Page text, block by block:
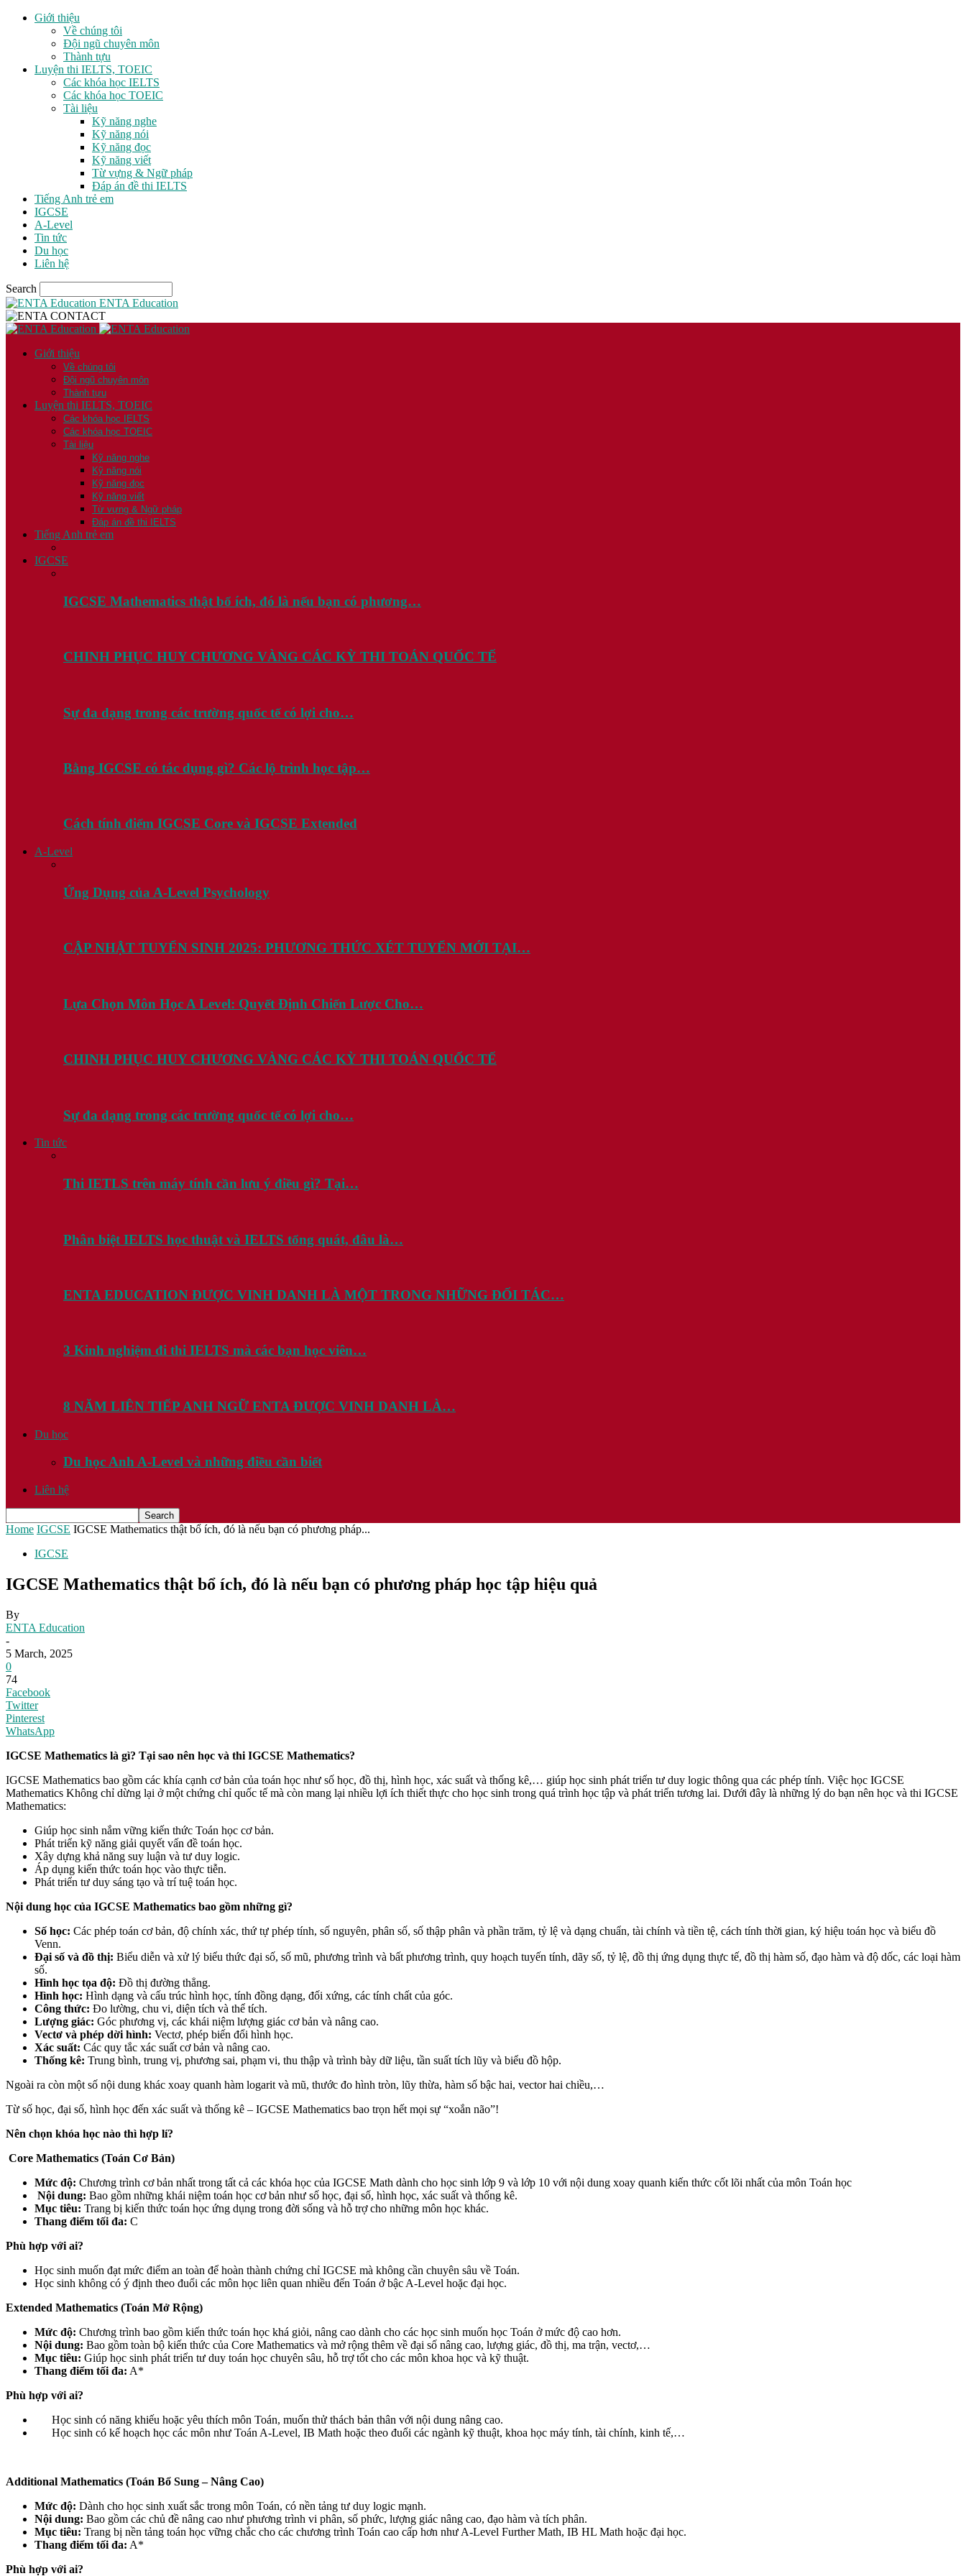
Giới thiệu
Về chúng tôi
Đội ngũ chuyên môn
Thành tựu
Luyện thi IELTS, TOEIC
Các khóa học IELTS
Các khóa học TOEIC
Tài liệu
Kỹ năng nghe
Kỹ năng nói
Kỹ năng đọc
Kỹ năng viết
Từ vựng & Ngữ pháp
Đáp án đề thi IELTS
Tiếng Anh trẻ em
IGCSE
A-Level
Tin tức
Du học
Liên hệ
Search
ENTA Education
Giới thiệu
Về chúng tôi
Đội ngũ chuyên môn
Thành tựu
Luyện thi IELTS, TOEIC
Các khóa học IELTS
Các khóa học TOEIC
Tài liệu
Kỹ năng nghe
Kỹ năng nói
Kỹ năng đọc
Kỹ năng viết
Từ vựng & Ngữ pháp
Đáp án đề thi IELTS
Tiếng Anh trẻ em
IGCSE
IGCSE Mathematics thật bổ ích, đó là nếu bạn có phương…
CHINH PHỤC HUY CHƯƠNG VÀNG CÁC KỲ THI TOÁN QUỐC TẾ
Sự đa dạng trong các trường quốc tế có lợi cho…
Bằng IGCSE có tác dụng gì? Các lộ trình học tập…
Cách tính điểm IGCSE Core và IGCSE Extended
A-Level
Ứng Dụng của A-Level Psychology
CẬP NHẬT TUYỂN SINH 2025: PHƯƠNG THỨC XÉT TUYỂN MỚI TẠI…
Lựa Chọn Môn Học A Level: Quyết Định Chiến Lược Cho…
CHINH PHỤC HUY CHƯƠNG VÀNG CÁC KỲ THI TOÁN QUỐC TẾ
Sự đa dạng trong các trường quốc tế có lợi cho…
Tin tức
Thi IETLS trên máy tính cần lưu ý điều gì? Tại…
Phân biệt IELTS học thuật và IELTS tổng quát, đâu là…
ENTA EDUCATION ĐƯỢC VINH DANH LÀ MỘT TRONG NHỮNG ĐỐI TÁC…
3 Kinh nghiệm đi thi IELTS mà các bạn học viên…
8 NĂM LIÊN TIẾP ANH NGỮ ENTA ĐƯỢC VINH DANH LÀ…
Du học
Du học Anh A-Level và những điều cần biết
Liên hệ
Home IGCSE IGCSE Mathematics thật bổ ích, đó là nếu bạn có phương pháp...
IGCSE
IGCSE Mathematics thật bổ ích, đó là nếu bạn có phương pháp học tập hiệu quả
By
ENTA Education
-
5 March, 2025
0
74
Facebook
Twitter
Pinterest
WhatsApp
IGCSE Mathematics là gì? Tại sao nên học và thi IGCSE Mathematics?
IGCSE Mathematics bao gồm các khía cạnh cơ bản của toán học như số học, đồ thị, hình học, xác suất và thống kê,… giúp học sinh phát triển tư duy logic thông qua các phép tính. Việc học IGCSE
Mathematics Không chỉ dừng lại ở một chứng chỉ quốc tế mà còn mang lại nhiều lợi ích thiết thực cho học sinh trong quá trình học tập và phát triển tương lai. Dưới đây là những lý do bạn nên học và thi IGCSE
Mathematics:
Giúp học sinh nắm vững kiến thức Toán học cơ bản.
Phát triển kỹ năng giải quyết vấn đề toán học.
Xây dựng khả năng suy luận và tư duy logic.
Áp dụng kiến thức toán học vào thực tiễn.
Phát triển tư duy sáng tạo và trí tuệ toán học.
Nội dung học của IGCSE Mathematics bao gồm những gì?
Số học: Các phép toán cơ bản, độ chính xác, thứ tự phép tính, số nguyên, phân số, số thập phân và phần trăm, tỷ lệ và dạng chuẩn, tài chính và tiền tệ, cách tính thời gian, ký hiệu toán học và biểu đồ
Venn.
Đại số và đồ thị: Biểu diễn và xử lý biểu thức đại số, số mũ, phương trình và bất phương trình, quy hoạch tuyến tính, dãy số, tỷ lệ, đồ thị ứng dụng thực tế, đồ thị hàm số, đạo hàm và độ dốc, các loại hàm
số.
Hình học tọa độ: Đồ thị đường thẳng.
Hình học: Hình dạng và cấu trúc hình học, tính đồng dạng, đối xứng, các tính chất của góc.
Công thức: Đo lường, chu vi, diện tích và thể tích.
Lượng giác: Góc phương vị, các khái niệm lượng giác cơ bản và nâng cao.
Vectơ và phép dời hình: Vectơ, phép biến đổi hình học.
Xác suất: Các quy tắc xác suất cơ bản và nâng cao.
Thống kê: Trung bình, trung vị, phương sai, phạm vi, thu thập và trình bày dữ liệu, tần suất tích lũy và biểu đồ hộp.
Ngoài ra còn một số nội dung khác xoay quanh hàm logarit và mũ, thước đo hình tròn, lũy thừa, hàm số bậc hai, vector hai chiều,…
Từ số học, đại số, hình học đến xác suất và thống kê – IGCSE Mathematics bao trọn hết mọi sự “xoắn não”!
Nên chọn khóa học nào thì hợp lí?
Core Mathematics (Toán Cơ Bản)
Mức độ: Chương trình cơ bản nhất trong tất cả các khóa học của IGCSE Math dành cho học sinh lớp 9 và lớp 10 với nội dung xoay quanh kiến thức cốt lõi nhất của môn Toán học
Nội dung: Bao gồm những khái niệm toán học cơ bản như số học, đại số, hình học, xác suất và thống kê.
Mục tiêu: Trang bị kiến thức toán học ứng dụng trong đời sống và hỗ trợ cho những môn học khác.
Thang điểm tối đa: C
Phù hợp với ai?
Học sinh muốn đạt mức điểm an toàn để hoàn thành chứng chỉ IGCSE mà không cần chuyên sâu về Toán.
Học sinh không có ý định theo đuổi các môn học liên quan nhiều đến Toán ở bậc A-Level hoặc đại học.
Extended Mathematics (Toán Mở Rộng)
Mức độ: Chương trình bao gồm kiến thức toán học khá giỏi, nâng cao dành cho các học sinh muốn học Toán ở mức độ cao hơn.
Nội dung: Bao gồm toàn bộ kiến thức của Core Mathematics và mở rộng thêm về đại số nâng cao, lượng giác, đồ thị, ma trận, vectơ,…
Mục tiêu: Giúp học sinh phát triển tư duy toán học chuyên sâu, hỗ trợ tốt cho các môn khoa học và kỹ thuật.
Thang điểm tối đa: A*
Phù hợp với ai?
Học sinh có năng khiếu hoặc yêu thích môn Toán, muốn thử thách bản thân với nội dung nâng cao.
Học sinh có kế hoạch học các môn như Toán A-Level, IB Math hoặc theo đuổi các ngành kỹ thuật, khoa học máy tính, tài chính, kinh tế,…
Additional Mathematics (Toán Bổ Sung – Nâng Cao)
Mức độ: Dành cho học sinh xuất sắc trong môn Toán, có nền tảng tư duy logic mạnh.
Nội dung: Bao gồm các chủ đề nâng cao như phương trình vi phân, số phức, lượng giác nâng cao, đạo hàm và tích phân.
Mục tiêu: Trang bị nền tảng toán học vững chắc cho các chương trình Toán cao cấp hơn như A-Level Further Math, IB HL Math hoặc đại học.
Thang điểm tối đa: A*
Phù hợp với ai?